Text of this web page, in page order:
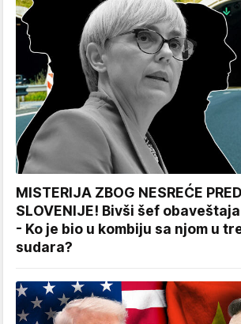
MISTERIJA ZBOG NESREĆE
SLOVENIJE! Bivši šef
- Ko je bio u kombiju sa njom u
sudara?